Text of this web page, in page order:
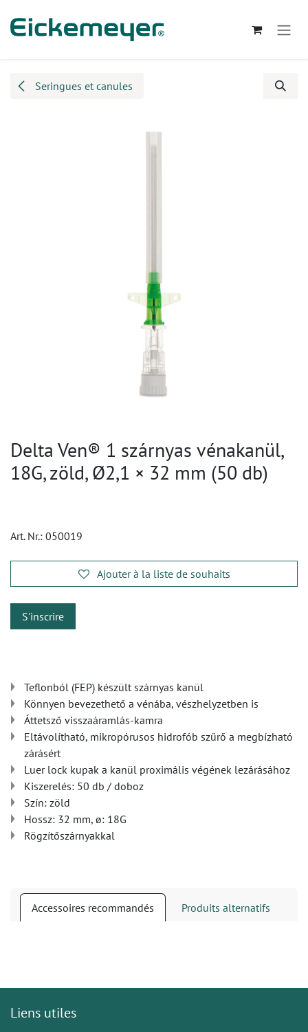
Seringues et canules
Delta Ven® 1 szárnyas vénakanül,
18G, zöld, Ø2,1 × 32 mm (50 db)
Art. Nr.: 050019
Ajouter à la liste de souhaits
S'inscrire
Teflonból (FEP) készült szárnyas kanül
Könnyen bevezethető a vénába, vészhelyzetben is
Áttetsző visszaáramlás-kamra
Eltávolítható, mikropórusos hidrofób szűrő a megbízható
zárásért
Luer lock kupak a kanül proximális végének lezárásához
Kiszerelés: 50 db / doboz
Szín: zöld
Hossz: 32 mm, ø: 18G
Rögzítőszárnyakkal
Accessoires recommandés Produits alternatifs
Liens utiles